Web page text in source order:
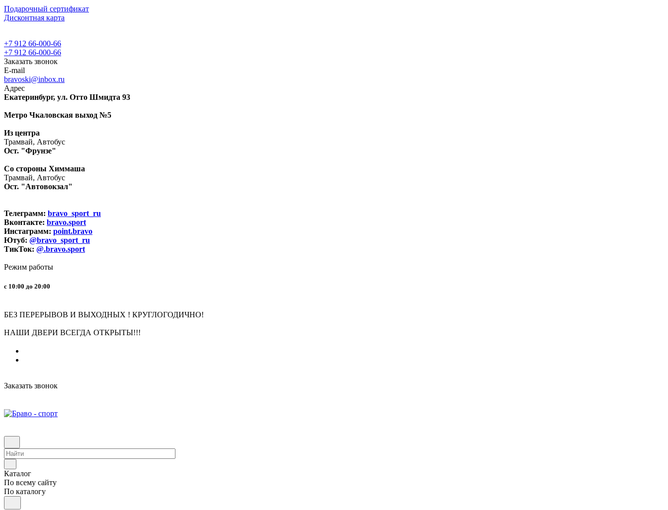
Подарочный сертификат
Дисконтная карта
+7 912 66-000-66
+7 912 66-000-66
Заказать звонок
E-mail
bravoski@inbox.ru
Адрес
Екатеринбург, ул. Отто Шмидта 93
Метро Чкаловская выход №5
Из центра
Трамвай, Автобус
Ост. "Фрунзе"
Со стороны Химмаша
Трамвай, Автобус
Ост. "Автовокзал"
Телеграмм: bravo_sport_ru
Вконтакте: bravo.sport
Инстаграмм: point.bravo
Ютуб: @bravo_sport_ru
ТикТок: @.bravo.sport
Режим работы
с 10:00 до 20:00
БЕЗ ПЕРЕРЫВОВ И ВЫХОДНЫХ ! КРУГЛОГОДИЧНО!
НАШИ ДВЕРИ ВСЕГДА ОТКРЫТЫ!!!
Заказать звонок
Каталог
По всему сайту
По каталогу